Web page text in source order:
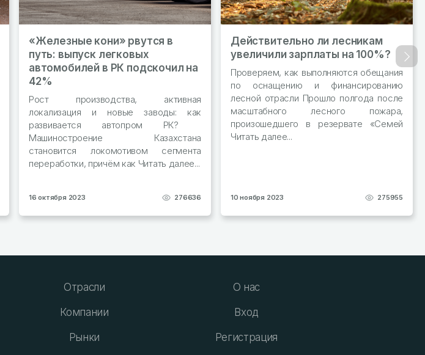
«Железные кони» рвутся в
путь: выпуск легковых
автомобилей в РК подскочил на
42%
Рост производства, активная
локализация и новые заводы: как
развивается автопром РК?
Машиностроение Казахстана
становится локомотивом сегмента
переработки, причём как Читать далее...
16 октября 2023 276636
Действительно ли лесникам
увеличили зарплаты на 100%?
Проверяем, как выполняются обещания
по оснащению и финансированию
лесной отрасли Прошло полгода после
масштабного лесного пожара,
произошедшего в резервате «Семей
Читать далее...
10 ноября 2023 275955
Отрасли
Компании
Рынки
О нас
Вход
Регистрация